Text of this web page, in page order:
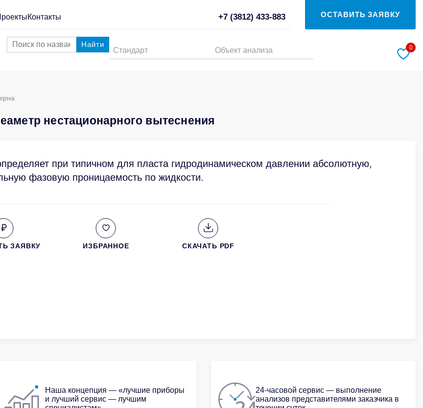
Контакты +7 (3812) 433-883 ОСТАВИТЬ ЗАЯВКУ
Найти
Стандарт Объект анализа 0
нестационарного вытеснения
при типичном для пласта гидродинамическом давлении абсолютную,
фазовую проницаемость по жидкости.
ЗАЯВКУ ИЗБРАННОЕ СКАЧАТЬ PDF
Наша концепция — «лучшие приборы
и лучший сервис — лучшим
24-часовой сервис — выполнение
анализов представителями заказчика в